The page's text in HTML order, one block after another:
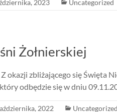
2023 Uncategorized
Żołnierskiej
okazji zbliżającego się Święta
odbędzie się w dniu
2022 Uncategorized